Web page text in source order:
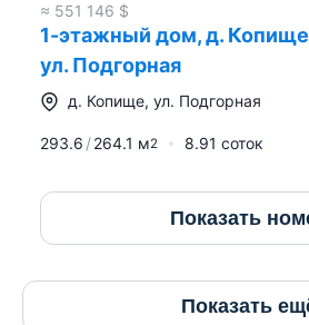
≈ 551 146 $
1-этажный дом, д.
ул. Подгорная
д. Копище, ул. Подгорная
293.6 264.1 м2 8.91 соток
Показать
Показать